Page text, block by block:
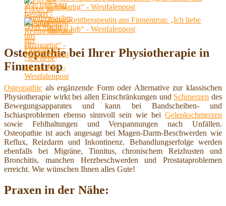
einzigartig“ - Westfalenpost
Junge Reittherapeutin aus Finnentrop: „Ich liebe
diesen Job“ - Westfalenpost
Osteopathie bei Ihrer Physiotherapie in
Finnentrop
Osteopathie als ergänzende Form oder Alternative zur klassischen
Physiotherapie wirkt bei allen Einschränkungen und Schmerzen des
Bewegungsapparates und kann bei Bandscheiben- und
Ischiasproblemen ebenso sinnvoll sein wie bei Gelenkschmerzen
sowie Fehlhaltungen und Verspannungen nach Unfällen.
Osteopathie ist auch angesagt bei Magen-Darm-Beschwerden wie
Reflux, Reizdarm und Inkontinenz. Behandlungserfolge werden
ebenfalls bei Migräne, Tinnitus, chronischem Reizhusten und
Bronchitis, manchen Herzbeschwerden und Prostataproblemen
erreicht. Wie wünschen Ihnen alles Gute!
Praxen in der Nähe: